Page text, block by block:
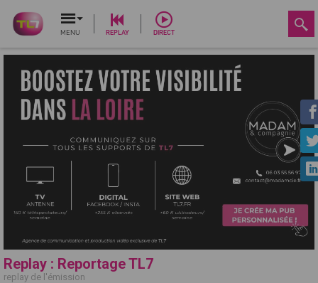
MENU REPLAY DIRECT
Replay : Reportage TL7
replay de l'émission